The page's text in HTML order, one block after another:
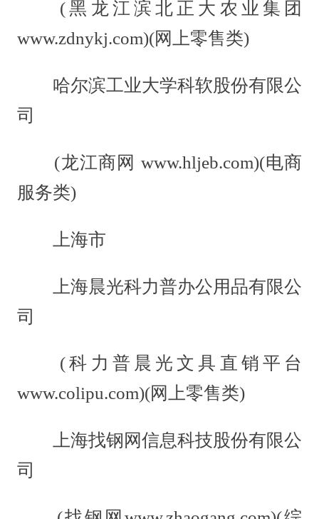
(黑龙江滨北正大农业集团
www.zdnykj.com)(网上零售类)
哈尔滨工业大学科软股份有限公
司
(龙江商网 www.hljeb.com)(电商
服务类)
上海市
上海晨光科力普办公用品有限公
司
(科力普晨光文具直销平台
www.colipu.com)(网上零售类)
上海找钢网信息科技股份有限公
司